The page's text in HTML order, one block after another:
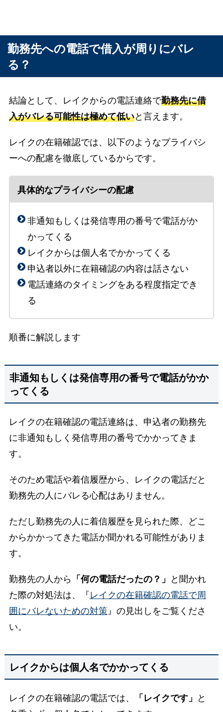
勤務先への電話で借入が周りにバレ
る？
結論として、レイクからの電話連絡で勤務先に借
入がバレる可能性は極めて低いと言えます。
レイクの在籍確認では、以下のようなプライバシ
ーへの配慮を徹底しているからです。
具体的なプライバシーの配慮
非通知もしくは発信専用の番号で電話がか
かってくる
レイクからは個人名でかかってくる
申込者以外に在籍確認の内容は話さない
電話連絡のタイミングをある程度指定でき
る
順番に解説します
非通知もしくは発信専用の番号で電話がかか
ってくる
レイクの在籍確認の電話連絡は、申込者の勤務先
に非通知もしく発信専用の番号でかかってきま
す。
そのため電話や着信履歴から、レイクの電話だと
勤務先の人にバレる心配はありません。
ただし勤務先の人に着信履歴を見られた際、どこ
からかかってきた電話か聞かれる可能性がありま
す。
勤務先の人から 「何の電話だったの？」 と聞かれ
た際の対処法は、『レイクの在籍確認の電話で周
囲にバレないための対策』の見出しをご覧くださ
い。
レイクからは個人名でかかってくる
レイクの在籍確認の電話では、 「レイクです」 と